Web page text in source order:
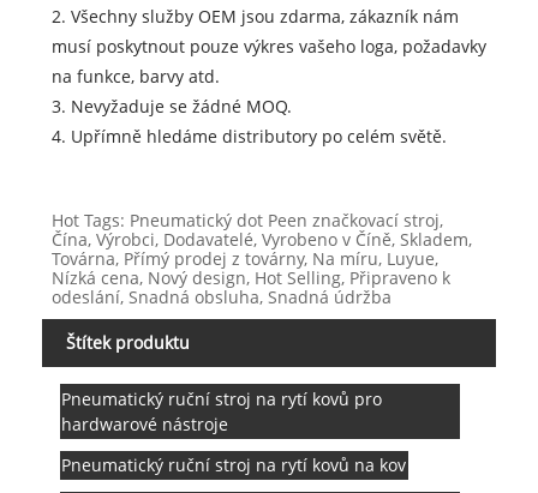
2. Všechny služby OEM jsou zdarma, zákazník nám
musí poskytnout pouze výkres vašeho loga, požadavky
na funkce, barvy atd.
3. Nevyžaduje se žádné MOQ.
4. Upřímně hledáme distributory po celém světě.
Hot Tags: Pneumatický dot Peen značkovací stroj,
Čína, Výrobci, Dodavatelé, Vyrobeno v Číně, Skladem,
Továrna, Přímý prodej z továrny, Na míru, Luyue,
Nízká cena, Nový design, Hot Selling, Připraveno k
odeslání, Snadná obsluha, Snadná údržba
Štítek produktu
Pneumatický ruční stroj na rytí kovů pro
hardwarové nástroje
Pneumatický ruční stroj na rytí kovů na kov